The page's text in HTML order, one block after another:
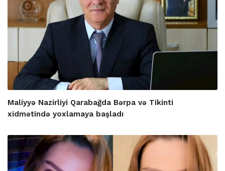
Maliyyə Nazirliyi Qarabağda Bərpa və Tikinti
xidmətində yoxlamaya başladı